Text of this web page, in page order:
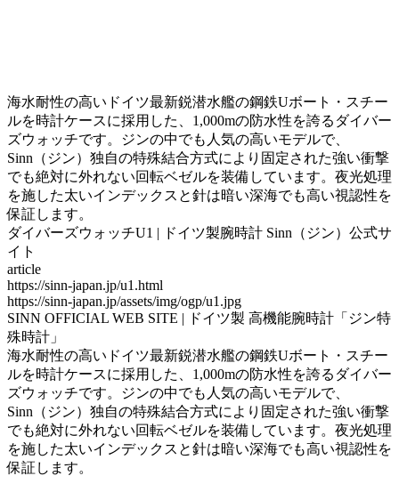
海水耐性の高いドイツ最新鋭潜水艦の鋼鉄Uボート・スチー
ルを時計ケースに採用した、1,000mの防水性を誇るダイバー
ズウォッチです。ジンの中でも人気の高いモデルで、
Sinn（ジン）独自の特殊結合方式により固定された強い衝撃
でも絶対に外れない回転ベゼルを装備しています。夜光処理
を施した太いインデックスと針は暗い深海でも高い視認性を
保証します。
ダイバーズウォッチU1 | ドイツ製腕時計 Sinn（ジン）公式サ
イト
article
https://sinn-japan.jp/u1.html
https://sinn-japan.jp/assets/img/ogp/u1.jpg
SINN OFFICIAL WEB SITE | ドイツ製 高機能腕時計「ジン特
殊時計」
海水耐性の高いドイツ最新鋭潜水艦の鋼鉄Uボート・スチー
ルを時計ケースに採用した、1,000mの防水性を誇るダイバー
ズウォッチです。ジンの中でも人気の高いモデルで、
Sinn（ジン）独自の特殊結合方式により固定された強い衝撃
でも絶対に外れない回転ベゼルを装備しています。夜光処理
を施した太いインデックスと針は暗い深海でも高い視認性を
保証します。